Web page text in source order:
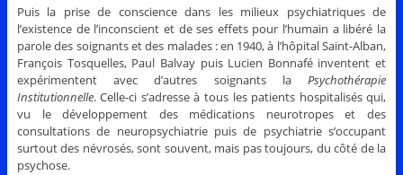
Puis la prise de conscience dans les milieux psychiatriques de
l’existence de l’inconscient et de ses effets pour l’humain a libéré la
parole des soignants et des malades : en 1940, à l’hôpital Saint-Alban,
François Tosquelles, Paul Balvay puis Lucien Bonnafé inventent et
expérimentent avec d’autres soignants laPsychothérapie
Institutionnelle. Celle-ci s’adresse à tous les patients hospitalisés qui,
vu le développement des médications neurotropes et des
consultations de neuropsychiatrie puis de psychiatrie s’occupant
surtout des névrosés, sont souvent, mais pas toujours, du côté de la
psychose.